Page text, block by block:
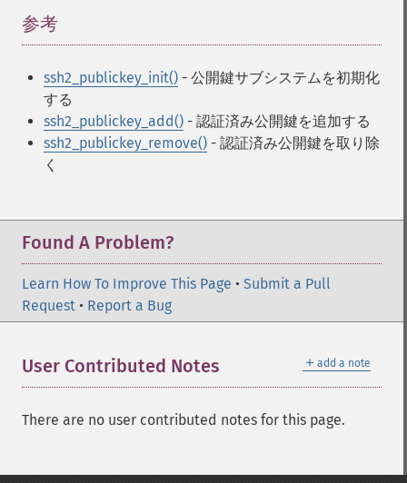
参考
ssh2_publickey_init() - 公開鍵サブシステムを初期化
する
ssh2_publickey_add() - 認証済み公開鍵を追加する
ssh2_publickey_remove() - 認証済み公開鍵を取り除
く
Found A Problem?
Learn How To Improve This Page • Submit a Pull
Request • Report a Bug
＋ add a note
User Contributed Notes
There are no user contributed notes for this page.